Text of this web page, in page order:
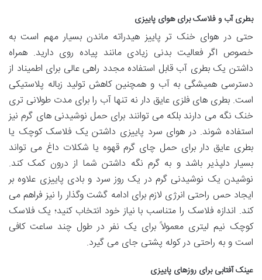
بطری آب و فلاسک برای هوای پاییزی
حتی در هوای خنک تر پاییز هیدراته ماندن بسیار مهم است به
خصوص اگر فعالیت بدنی زیادی مانند پیاده روی دارید. همراه
داشتن یک بطری آب قابل استفاده مجدد راهی عالی برای اطمیناد از
دسترسی همیشگی به آب و همچنین کاهش تولید زباله پلاستیکی
است. بطری های فلزی عایق دار نه تنها آب را برای مدت طولانی تری
خنک نگه می دارند بلکه می توانند برای حمل نوشیدنی های گرم نیز
استفاده شوند. در هوای سرد پاییزی داشتن یک فلاسک کوچک یا
بطری عایق دار برای حمل چای گرم قهوه یا شکلات داغ می تواند
بسیار دلپذیر باشد و به گرم نگه داشتن شما از درون کمک کند.
نوشیدن یک نوشیدنی گرم در یک روز سرد و بادی پاییزی علاوه بر
ایجاد حس راحتی انرژی لازم برای ادامه گشت وگذار را نیز فراهم می
کند. اندازه فلاسک را متناسب با نیاز خود انتخاب کنید؛ یک فلاسک
کوچک نیم لیتری معمولاً برای یک نفر در طول چند ساعت کافی
است و به راحتی در کوله پشتی جای می گیرد.
عینک آفتابی برای روزهای پاییزی